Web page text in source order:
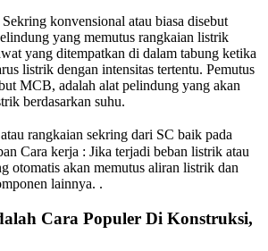
konvensional atau biasa disebut
yang memutus rangkaian listrik
yang ditempatkan di dalam tabung ketika
listrik dengan intensitas tertentu. Pemutus
MCB, adalah alat pelindung yang akan
berdasarkan suhu.
rangkaian sekring dari SC baik pada
Cara kerja : Jika terjadi beban listrik atau
otomatis akan memutus aliran listrik dan
lainnya. .
Cara Populer Di Konstruksi,